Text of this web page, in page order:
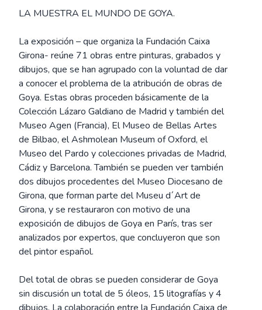
LA MUESTRA EL MUNDO DE GOYA.
La exposición – que organiza la Fundación Caixa
Girona- reúne 71 obras entre pinturas, grabados y
dibujos, que se han agrupado con la voluntad de dar
a conocer el problema de la atribución de obras de
Goya. Estas obras proceden básicamente de la
Colección Lázaro Galdiano de Madrid y también del
Museo Agen (Francia), El Museo de Bellas Artes
de Bilbao, el Ashmolean Museum of Oxford, el
Museo del Pardo y colecciones privadas de Madrid,
Cádiz y Barcelona. También se pueden ver también
dos dibujos procedentes del Museo Diocesano de
Girona, que forman parte del Museu d´Art de
Girona, y se restauraron con motivo de una
exposición de dibujos de Goya en París, tras ser
analizados por expertos, que concluyeron que son
del pintor español.
Del total de obras se pueden considerar de Goya
sin discusión un total de 5 óleos, 15 litografías y 4